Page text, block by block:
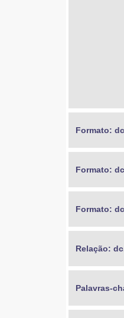
Formato:
Formato:
Formato:
Relação:
Palavras-